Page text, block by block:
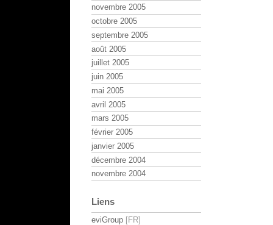
novembre 2005
octobre 2005
septembre 2005
août 2005
juillet 2005
juin 2005
mai 2005
avril 2005
mars 2005
février 2005
janvier 2005
décembre 2004
novembre 2004
Liens
eviGroup